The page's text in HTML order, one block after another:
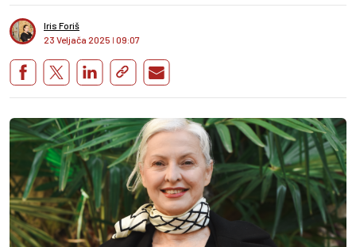
Iris Foriš
23 Veljača 2025 I 09:07